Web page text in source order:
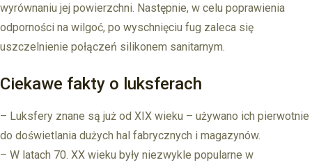
wyrównaniu jej powierzchni. Następnie, w celu poprawienia
odporności na wilgoć, po wyschnięciu fug zaleca się
uszczelnienie połączeń silikonem sanitarnym.
Ciekawe fakty o luksferach
– Luksfery znane są już od XIX wieku – używano ich pierwotnie
do doświetlania dużych hal fabrycznych i magazynów.
– W latach 70. XX wieku były niezwykle popularne w